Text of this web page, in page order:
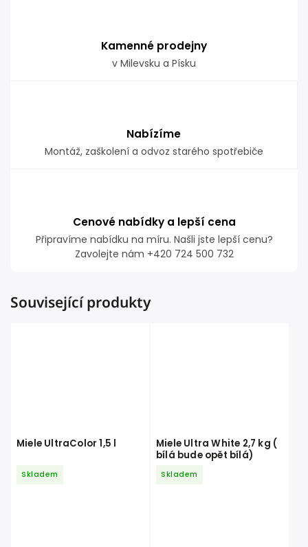
Kamenné prodejny
v Milevsku a Písku
Nabízíme
Montáž, zaškolení a odvoz starého spotřebiče
Cenové nabídky a lepší cena
Připravíme nabídku na míru. Našli jste lepší cenu?
Zavolejte nám +420 724 500 732
Související produkty
Miele UltraColor 1,5 l
Skladem
Miele Ultra White 2,7 kg (
bílá bude opět bílá)
Skladem